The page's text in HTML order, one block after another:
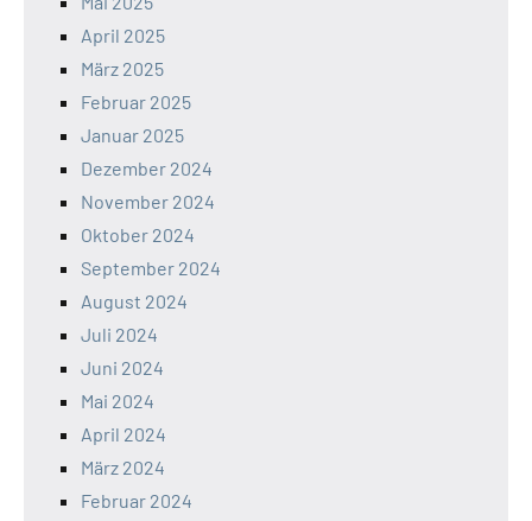
April 2025
März 2025
Februar 2025
Januar 2025
Dezember 2024
November 2024
Oktober 2024
September 2024
August 2024
Juli 2024
Juni 2024
Mai 2024
April 2024
März 2024
Februar 2024